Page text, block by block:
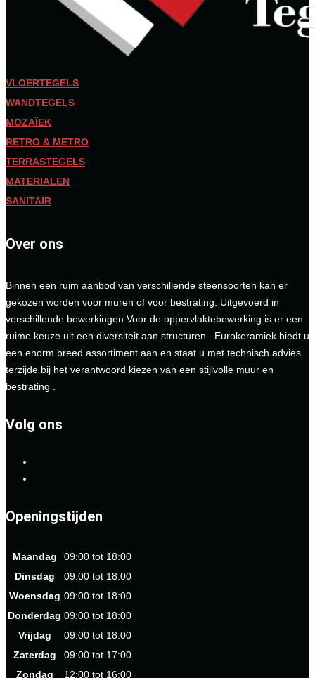
VLOERTEGELS
WANDTEGELS
MOZAÏEK
RETRO & METRO
TERRASTEGELS
MATERIALEN
SANITAIR
Over ons
Binnen een ruim aanbod van verschillende steensoorten kan er
gekozen worden voor muren of voor bestrating. Uitgevoerd in
verschillende bewerkingen.Voor de oppervlaktebewerking is er een
ruime keuze uit een diversiteit aan structuren . Eurokeramiek biedt u
een enorm breed assortiment aan en staat u met technisch advies
terzijde bij het verantwoord kiezen van een stijlvolle muur en
bestrating .
Volg ons
Openingstijden
Maandag
09:00 tot 18:00
Dinsdag
09:00 tot 18:00
Woensdag 09:00 tot 18:00
Donderdag 09:00 tot 18:00
Vrijdag
09:00 tot 18:00
Zaterdag
09:00 tot 17:00
Zondag
12:00 tot 16:00